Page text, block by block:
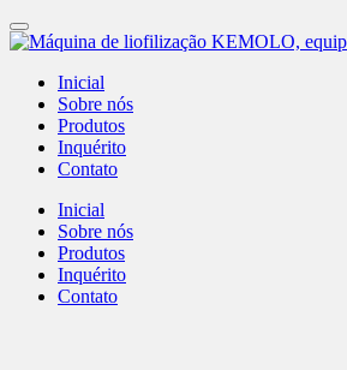
Inicial
Sobre nós
Produtos
Inquérito
Contato
Inicial
Sobre nós
Produtos
Inquérito
Contato